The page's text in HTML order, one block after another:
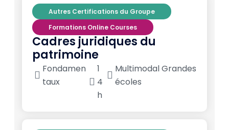
Autres Certifications du Groupe
Formations Online Courses
Cadres juridiques du
patrimoine
Fondamen
taux
1
4
h
Multimodal Grandes
écoles